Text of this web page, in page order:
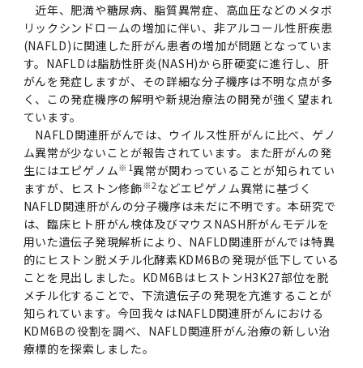
2014年度
2013年度
2012年度
2011年度
お茶の水医学雑誌
近年、肥満や糖尿病、脂質異常症、高血圧などのメタボ
リックシンドロームの増加に伴い、非アルコール性肝疾患
(NAFLD)に関連した肝がん患者の増加が問題となっていま
す。NAFLDは脂肪性肝炎(NASH)から肝硬変に進行し、肝
がんを発症しますが、その詳細な分子機序は不明な点が多
く、この発症機序の解明や新規治療法の開発が強く望まれ
ています。
NAFLD関連肝がんでは、ウイルス性肝がんに比べ、ゲノ
ム異常が少ないことが報告されています。また肝がんの発
生にはエピゲノム※1異常が関わっていることが知られてい
ますが、ヒストン修飾※2 などエピゲノム異常に基づく
NAFLD関連肝がんの分子機序は未だに不明です。本研究で
は、臨床ヒト肝がん検体及びマウスNASH肝がんモデルを
用いた遺伝子発現解析により、NAFLD関連肝がんでは特異
的にヒストン脱メチル化酵素KDM6Bの発現が低下している
ことを見出しました。KDM6BはヒストンH3K27部位を脱
メチル化することで、下流遺伝子の発現を亢進することが
知られています。今回我々はNAFLD関連肝がんにおける
KDM6Bの役割を調べ、NAFLD関連肝がん治療の新しい治
療標的を探索しました。